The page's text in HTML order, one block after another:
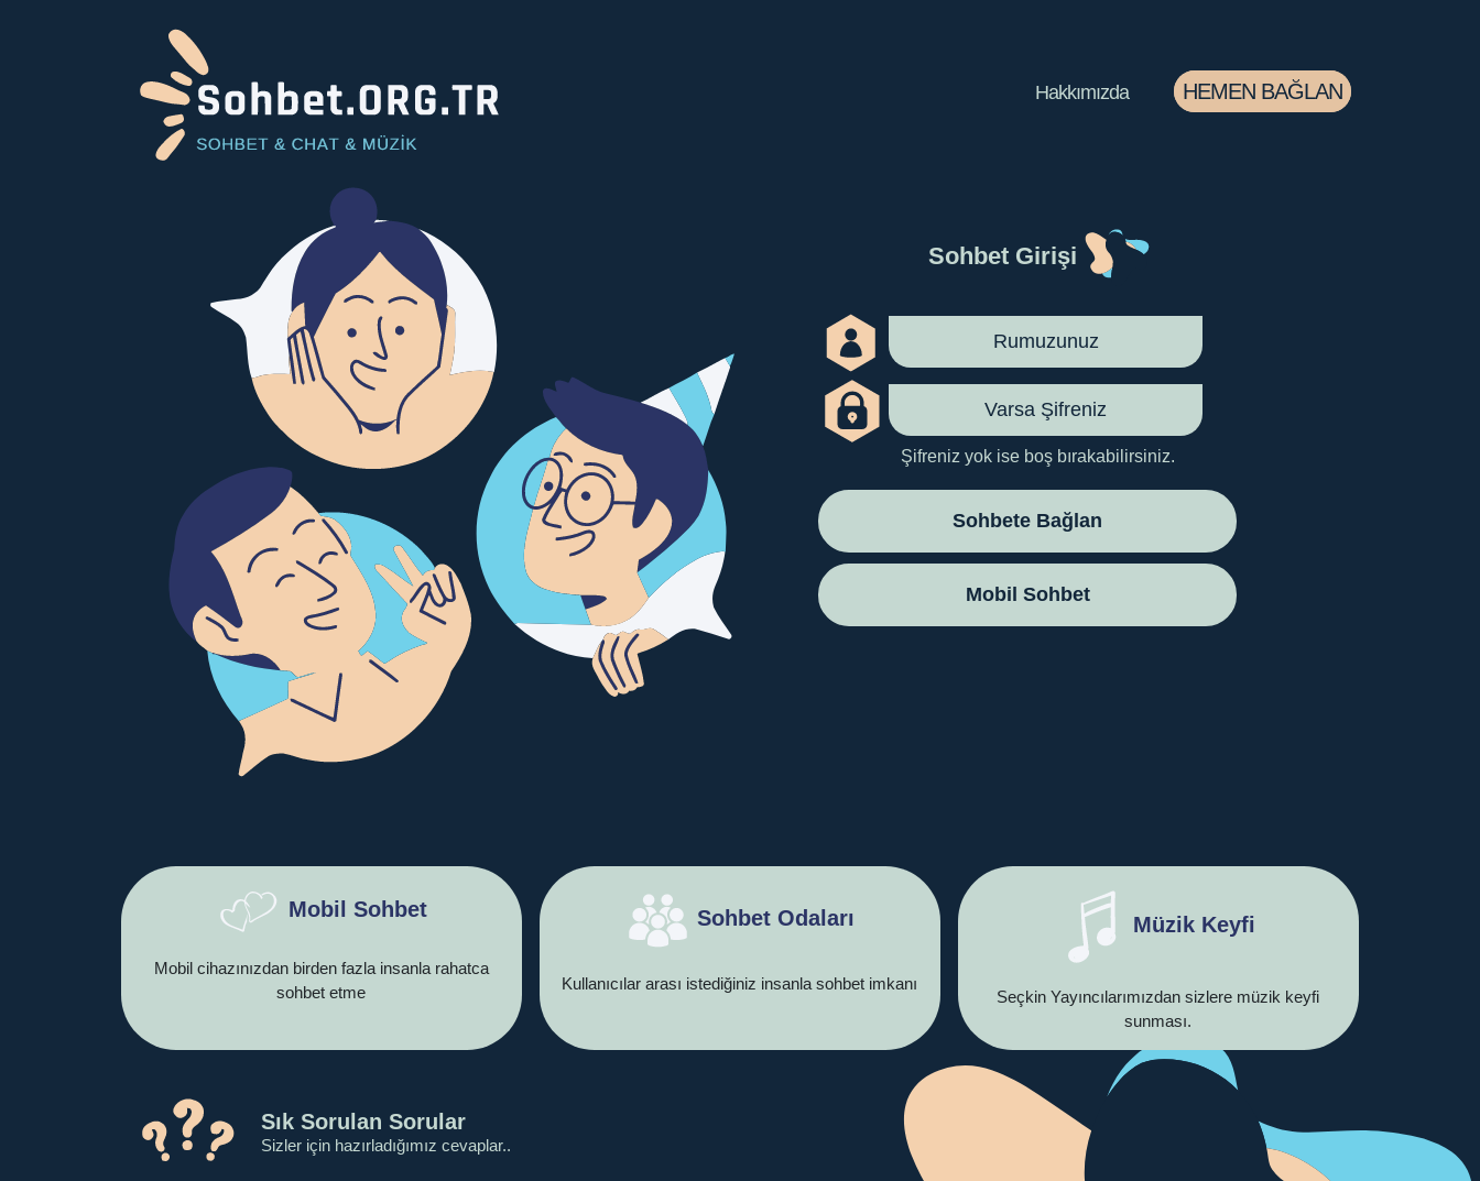
Hakkımızda HEMEN BAĞLAN
Sohbet Girişi
Şifreniz yok ise boş bırakabilirsiniz.
Sohbete Bağlan
Mobil Sohbet
Mobil Sohbet
Mobil cihazınızdan birden fazla insanla rahatca
sohbet etme
Sohbet Odaları
Kullanıcılar arası istediğiniz insanla sohbet imkanı
Müzik Keyfi
Seçkin Yayıncılarımızdan sizlere müzik keyfi
sunması.
Sık Sorulan Sorular
Sizler için hazırladığımız cevaplar..